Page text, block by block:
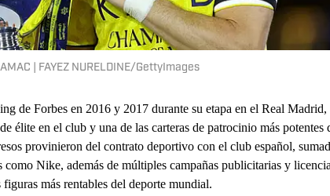
| FAYEZ NURELDINE/GettyImages
de Forbes en 2016 y 2017 durante su etapa en el Real Madrid,
élite en el club y una de las carteras de patrocinio más potentes
provinieron del contrato deportivo con el club español,
como Nike, además de múltiples campañas publicitarias y
más rentables del deporte mundial.